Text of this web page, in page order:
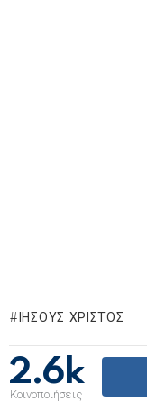
ΙΗΣΟΎΣ ΧΡΙΣΤΌΣ
2.6k
Κοινοποιήσεις